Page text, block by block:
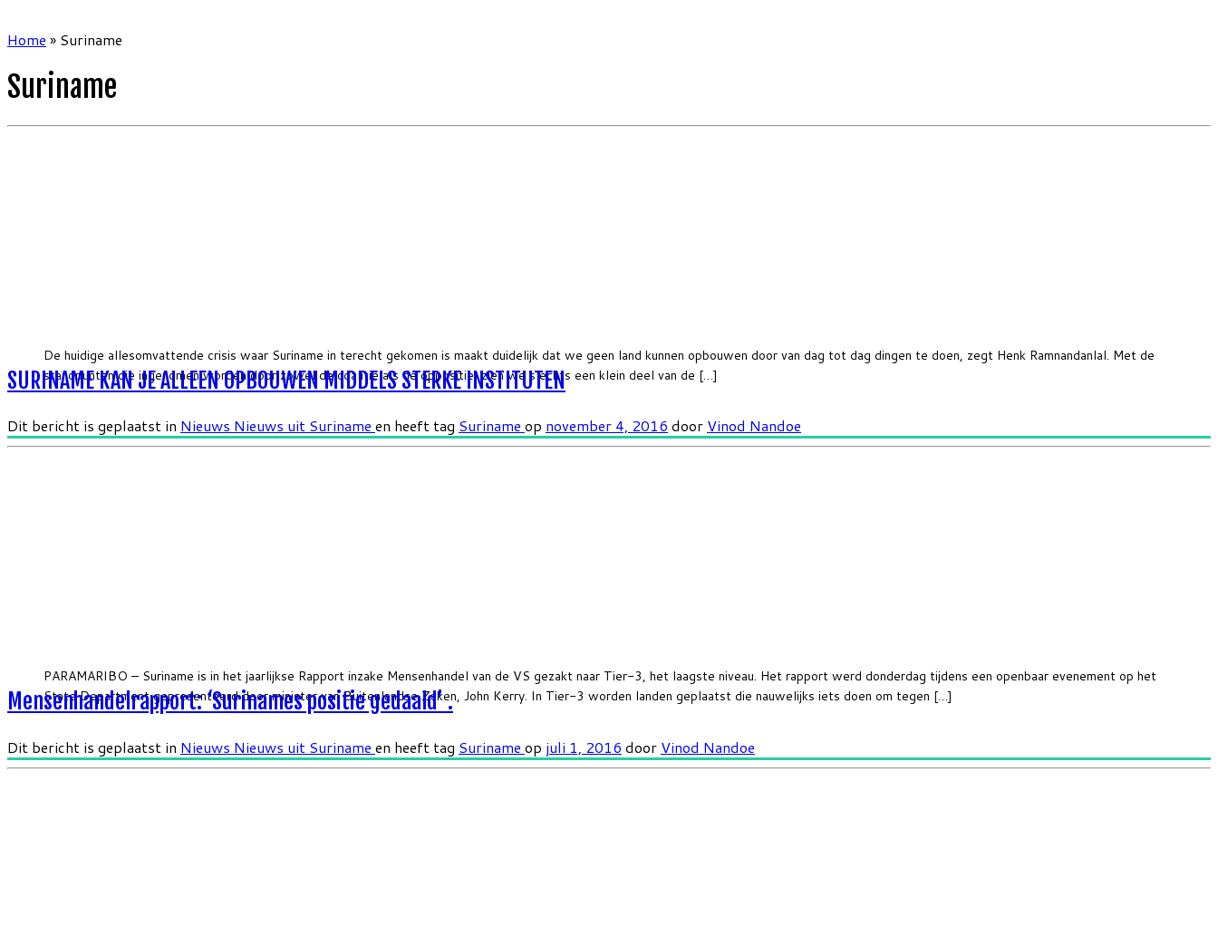
Home » Suriname
Suriname
De huidige allesomvattende crisis waar Suriname in terecht gekomen is maakt duidelijk dat we geen land kunnen opbouwen door van dag tot dag dingen te doen, zegt Henk Ramnandanlal. Met de
standpunten die ingenomen worden door zowel de coalitie als de oppositie, zien we slechts een klein deel van de […]
SURINAME KAN JE ALLEEN OPBOUWEN MIDDELS STERKE INSTITUTEN
Dit bericht is geplaatst in Nieuws Nieuws uit Suriname en heeft tag Suriname op november 4, 2016 door Vinod Nandoe
PARAMARIBO – Suriname is in het jaarlijkse Rapport inzake Mensenhandel van de VS gezakt naar Tier-3, het laagste niveau. Het rapport werd donderdag tijdens een openbaar evenement op het
State Department gepresenteerd door minister van Buitenlandse Zaken, John Kerry. In Tier-3 worden landen geplaatst die nauwelijks iets doen om tegen […]
Mensenhandelrapport: ‘Surinames positie gedaald’ .
Dit bericht is geplaatst in Nieuws Nieuws uit Suriname en heeft tag Suriname op juli 1, 2016 door Vinod Nandoe